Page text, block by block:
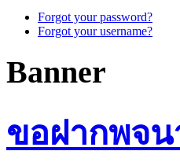
Forgot your password?
Forgot your username?
Banner
ขอฝากพจน